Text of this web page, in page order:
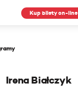
Kup bilety on-line
Irena Białczyk